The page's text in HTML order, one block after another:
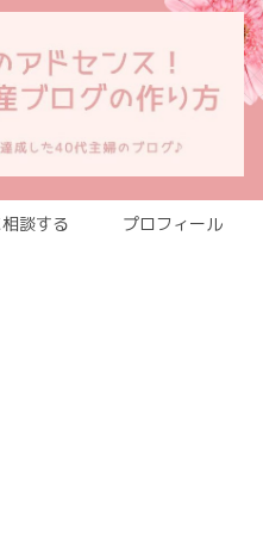
談する プロフィール